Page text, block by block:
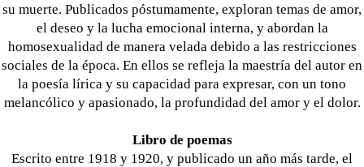
su muerte. Publicados póstumamente, exploran temas de amor,
el deseo y la lucha emocional interna, y abordan la
homosexualidad de manera velada debido a las restricciones
sociales de la época. En ellos se refleja la maestría del autor en
la poesía lírica y su capacidad para expresar, con un tono
melancólico y apasionado, la profundidad del amor y el dolor.
Libro de poemas
Escrito entre 1918 y 1920, y publicado un año más tarde, el